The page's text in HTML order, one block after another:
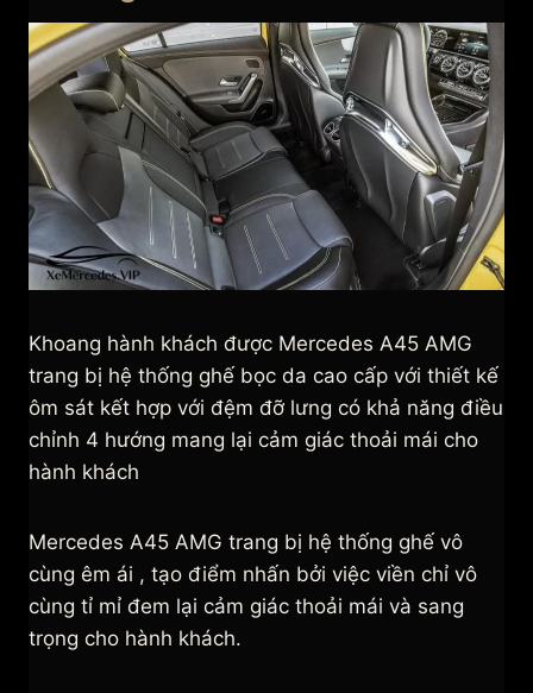
Khoang hành khách được Mercedes A45 AMG
trang bị hệ thống ghế bọc da cao cấp với thiết kế
ôm sát kết hợp với đệm đỡ lưng có khả năng điều
chỉnh 4 hướng mang lại cảm giác thoải mái cho
hành khách
Mercedes A45 AMG trang bị hệ thống ghế vô
cùng êm ái , tạo điểm nhấn bởi việc viền chỉ vô
cùng tỉ mỉ đem lại cảm giác thoải mái và sang
trọng cho hành khách.